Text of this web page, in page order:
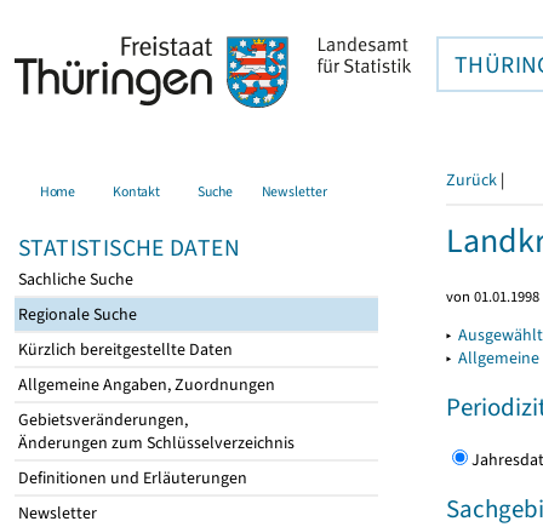
Home Kontakt Suche Newsletter
STATISTISCHE DATEN
Sachliche Suche
Regionale Suche
Kürzlich bereitgestellte Daten
Allgemeine Angaben, Zuordnungen
Gebietsveränderungen,
Änderungen zum Schlüsselverzeichnis
Definitionen und Erläuterungen
Newsletter
Zurück |
von
▸
▸